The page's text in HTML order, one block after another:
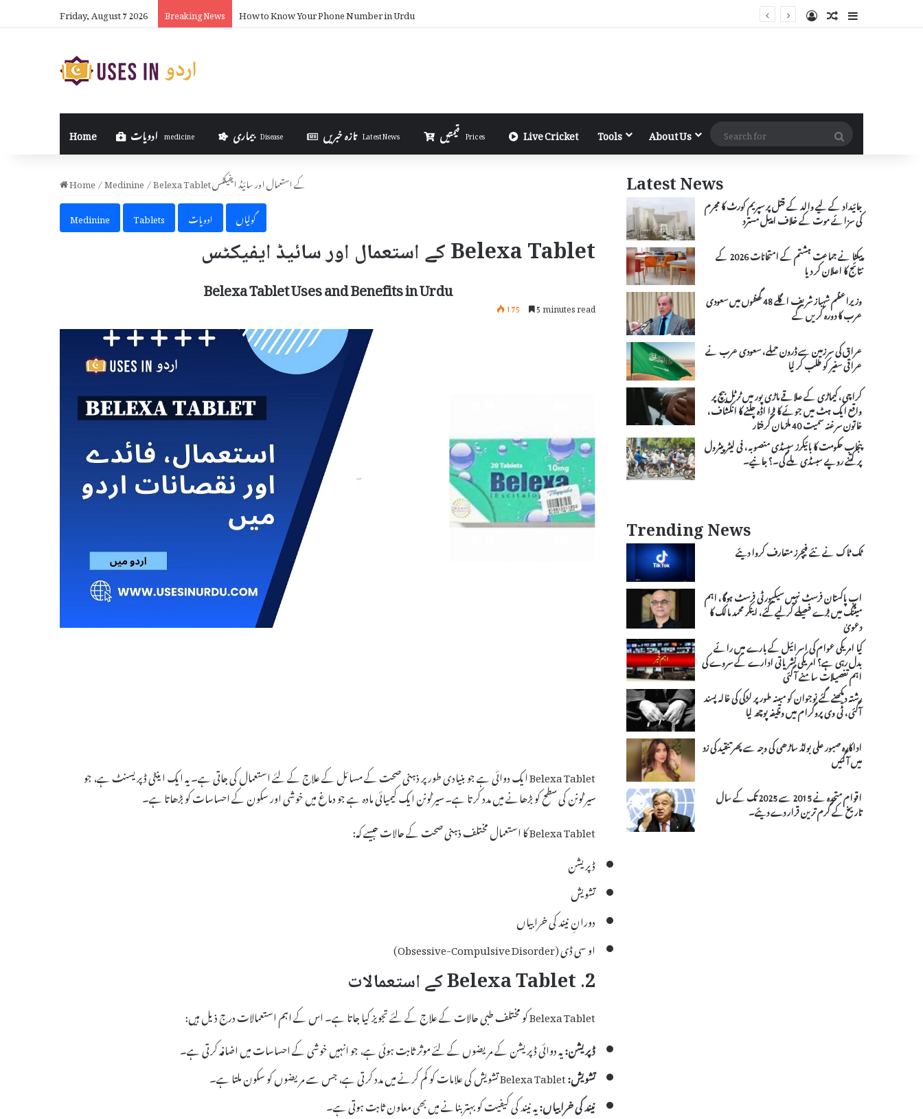
Friday, August 7 2026 Breaking News How to Know Your Phone Number in Urdu Log InRandom Article
Sidebar
Home medicine بیماری Disease تازہ خبریں Latest News Prices Live Cricket Tools About Us
Search
for
Home/Medinine/
Belexa Tablet کے استعمال اور سائیڈ ایفیکٹس
Medinine
Tablets ادویات گولیاں
Belexa Tablet کے استعمال اور سائیڈ ایفیکٹس
Belexa Tablet Uses and Benefits in Urdu
175 5 minutes read
Belexa Tablet ایک دوائی ہے جو بنیادی طور پر ذہنی صحت کے مسائل کے علاج کے لئے استعمال کی جاتی ہے۔ یہ ایک اینٹی ڈپریسنٹ ہے، جو
سیرٹونن کی سطح کو بڑھانے میں مدد کرتا ہے۔ سیرٹونن ایک کیمیائی مادہ ہے جو دماغ میں خوشی اور سکون کے احساسات کو بڑھاتا ہے۔
Belexa Tablet کا استعمال مختلف ذہنی صحت کے حالات جیسے کہ:
ڈپریشن
تشویش
دورانِ نیند کی خرابیاں
او سی ڈی (Obsessive-Compulsive Disorder)
2. Belexa Tablet کے استعمالات
Belexa Tablet کو مختلف طبی حالات کے علاج کے لئے تجویز کیا جاتا ہے۔ اس کے اہم استعمالات درج ذیل ہیں:
ڈپریشن:یہ دوائی ڈپریشن کے مریضوں کے لئے موثر ثابت ہوئی ہے، جو انہیں خوشی کے احساسات میں اضافہ کرتی ہے۔
تشویش:
نیند کی خرابیاں:یہ نیند کی کیفیت کو بہتر بنانے میں بھی معاون ثابت ہوتی ہے۔
Latest News
جائیداد کے لیے والد کے قتل پر سپریم کورٹ کا مجرم
کی سزائے موت کے خلاف اپیل مسترد
پیکٹا نے جماعت ہشتم کے امتحانات 2026 کے
نتائج کا اعلان کر دیا
وزیراعظم شہباز شریف اگلے 48 گھنٹوں میں سعودی
عرب کا دورہ کریں گے
عراق کی سرزمین سے ڈرون حملے، سعودی عرب نے
عراقی سفیر کو طلب کر لیا
کراچی، کیماڑی کے علاقے ماڑی پور میں ٹرٹل بیچ پر
واقع ایک ہٹ میں جوئے کا بڑا اڈہ چلنے کا انکشاف،
خاتون سرغنہ سمیت 40 ملزمان گرفتار
پنجاب حکومت کا بائیکرز سبسڈی منصوبہ، فی لیٹر پیٹرول
پر کتنے روپے سبسڈی ملے گی۔؟ جانیے۔
Trending News
ٹک ٹاک نے نئے فیچرز متعارف کروا دیئے
اب پاکستان فرسٹ نہیں سیکیورٹی فرسٹ ہوگا، اہم
میٹنگ میں بڑے فیصلے کرلیے گئے، اینکر محمد مالک کا
دعویٰ
کیا امریکی عوام کی اسرائیل کے بارے میں رائے
بدل رہی ہے؟ امریکی نشریاتی ادارے کے سروے کی
اہم تفصیلات سامنے آ گئی
رشتہ دیکھنے گئے نوجوان کو مبینہ طورپر لڑکی کی خالہ پسند
آگئی، ٹی وی پروگرام میں وظیفہ پوچھ لیا
اداکارہ صبور علی بولڈ ساڑھی کی وجہ سے پھر تنقید کی زد
میں آ گئیں
اقوام متحدہ نے 2015 سے 2025 تک کے سال
تاریخ کے گرم ترین قرار دے دیئے۔